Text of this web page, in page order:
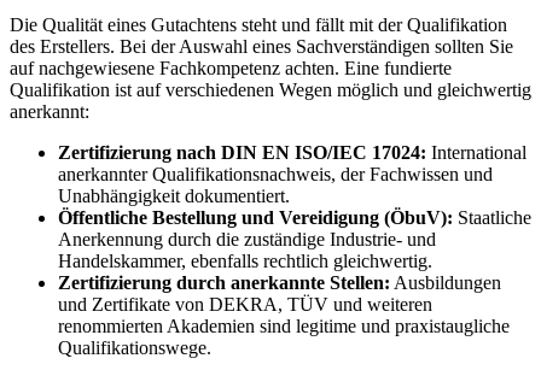
Die Qualität eines Gutachtens steht und fällt mit der Qualifikation
des Erstellers. Bei der Auswahl eines Sachverständigen sollten Sie
auf nachgewiesene Fachkompetenz achten. Eine fundierte
Qualifikation ist auf verschiedenen Wegen möglich und gleichwertig
anerkannt:
Zertifizierung nach DIN EN ISO/IEC 17024: International
anerkannter Qualifikationsnachweis, der Fachwissen und
Unabhängigkeit dokumentiert.
Öffentliche Bestellung und Vereidigung (ÖbuV): Staatliche
Anerkennung durch die zuständige Industrie- und
Handelskammer, ebenfalls rechtlich gleichwertig.
Zertifizierung durch anerkannte Stellen: Ausbildungen
und Zertifikate von DEKRA, TÜV und weiteren
renommierten Akademien sind legitime und praxistaugliche
Qualifikationswege.